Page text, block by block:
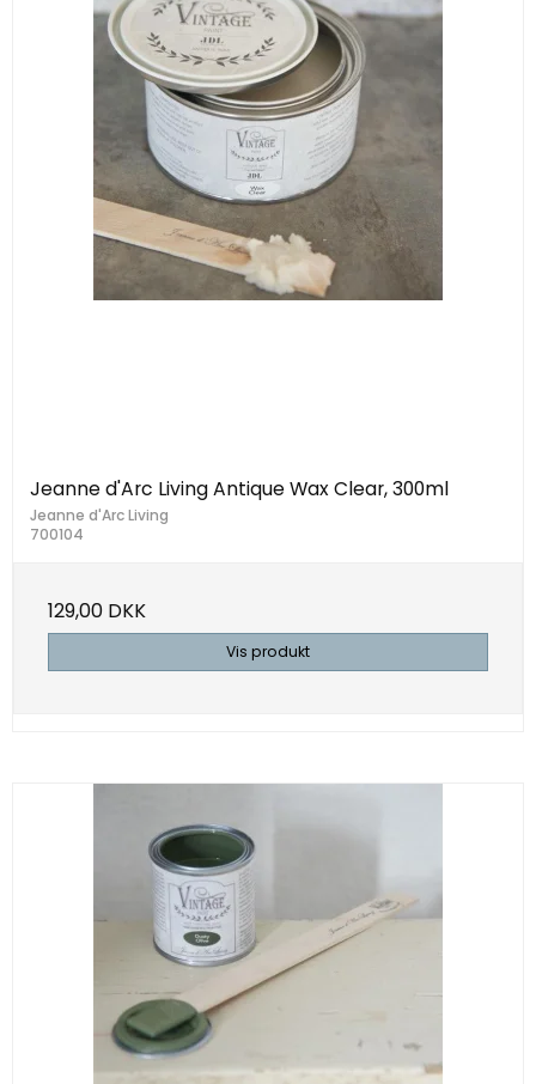
Jeanne d'Arc Living Antique Wax Clear, 300ml
Jeanne d'Arc Living
700104
129,00 DKK
Vis produkt